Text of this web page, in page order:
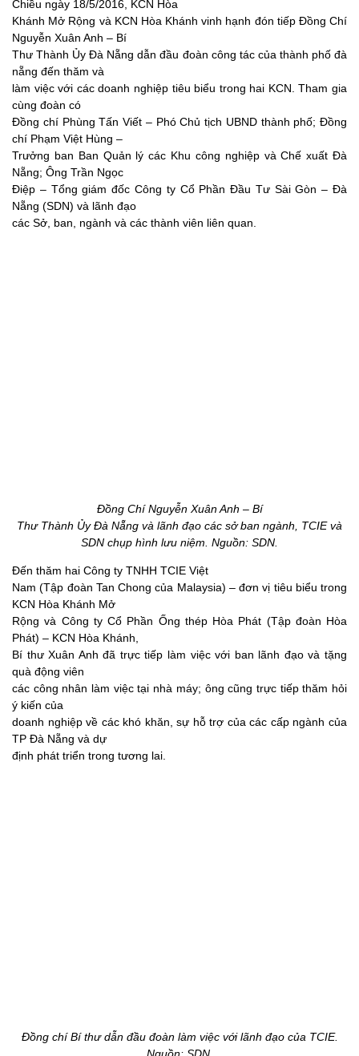
Chiều ngày 18/5/2016, KCN Hòa
Khánh Mở Rộng và KCN Hòa Khánh vinh hạnh đón tiếp Đồng Chí
Nguyễn Xuân Anh – Bí
Thư Thành Ủy Đà Nẵng dẫn đầu đoàn công tác của thành phố đà
nẵng đến thăm và
làm việc với các doanh nghiệp tiêu biểu trong hai KCN. Tham gia
cùng đoàn có
Đồng chí Phùng Tấn Viết – Phó Chủ tịch UBND thành phố; Đồng
chí Phạm Việt Hùng –
Trưởng ban Ban Quản lý các Khu công nghiệp và Chế xuất Đà
Nẵng; Ông Trần Ngọc
Điệp – Tổng giám đốc Công ty Cổ Phần Đầu Tư Sài Gòn – Đà
Nẵng (SDN) và lãnh đạo
các Sở, ban, ngành và các thành viên liên quan.
Đồng Chí Nguyễn Xuân Anh – Bí
Thư Thành Ủy Đà Nẵng và lãnh đạo các sở ban ngành, TCIE và
SDN chụp hình lưu niệm. Nguồn: SDN.
Đến thăm hai Công ty TNHH TCIE Việt
Nam (Tập đoàn Tan Chong của Malaysia) – đơn vị tiêu biểu trong
KCN Hòa Khánh Mở
Rộng và Công ty Cổ Phần Ống thép Hòa Phát (Tập đoàn Hòa
Phát) – KCN Hòa Khánh,
Bí thư Xuân Anh đã trực tiếp làm việc với ban lãnh đạo và tặng
quà động viên
các công nhân làm việc tại nhà máy; ông cũng trực tiếp thăm hỏi
ý kiến của
doanh nghiệp về các khó khăn, sự hỗ trợ của các cấp ngành của
TP Đà Nẵng và dự
định phát triển trong tương lai.
Đồng chí Bí thư dẫn đầu đoàn làm việc với lãnh đạo của TCIE.